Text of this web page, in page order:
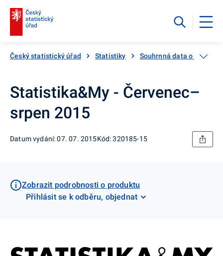
Český statistický úřad Statistiky Souhrnná data o Česku
Statistika&My - Červenec–
srpen 2015
Datum vydání: 07. 07. 2015Kód: 320185-15
Zobrazit podrobnosti o produktu
Přihlásit se k odběru, objednat